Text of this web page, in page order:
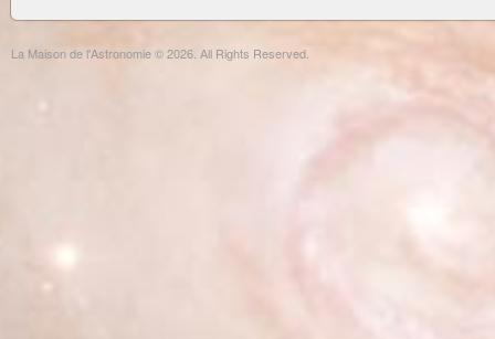
La Maison de l'Astronomie © 2026. All Rights Reserved.